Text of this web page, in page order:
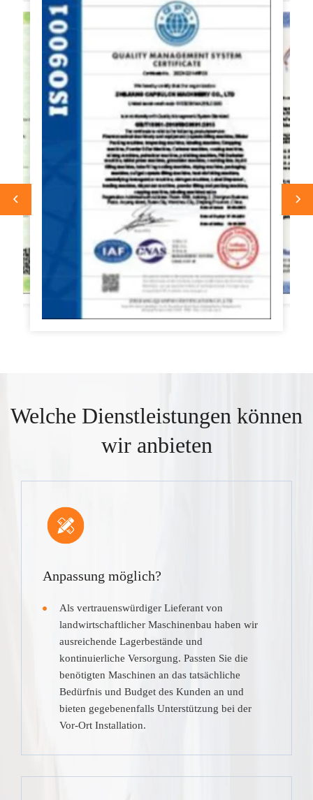
Welche Dienstleistungen können
wir anbieten
Anpassung möglich?
Als vertrauenswürdiger Lieferant von
landwirtschaftlicher Maschinenbau haben wir
ausreichende Lagerbestände und
kontinuierliche Versorgung. Passten Sie die
benötigten Maschinen an das tatsächliche
Bedürfnis und Budget des Kunden an und
bieten gegebenenfalls Unterstützung bei der
Vor-Ort Installation.